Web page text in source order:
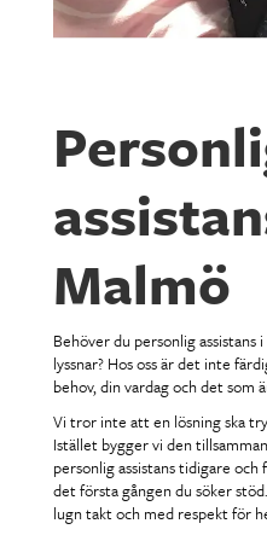
Malmö
Behöver du personlig assistans
lyssnar? Hos oss är det inte
behov, din vardag och det som
Vi tror inte att en lösning ska
Istället bygger vi den
personlig assistans tidigare
det första gången du söker
lugn takt och med respekt för